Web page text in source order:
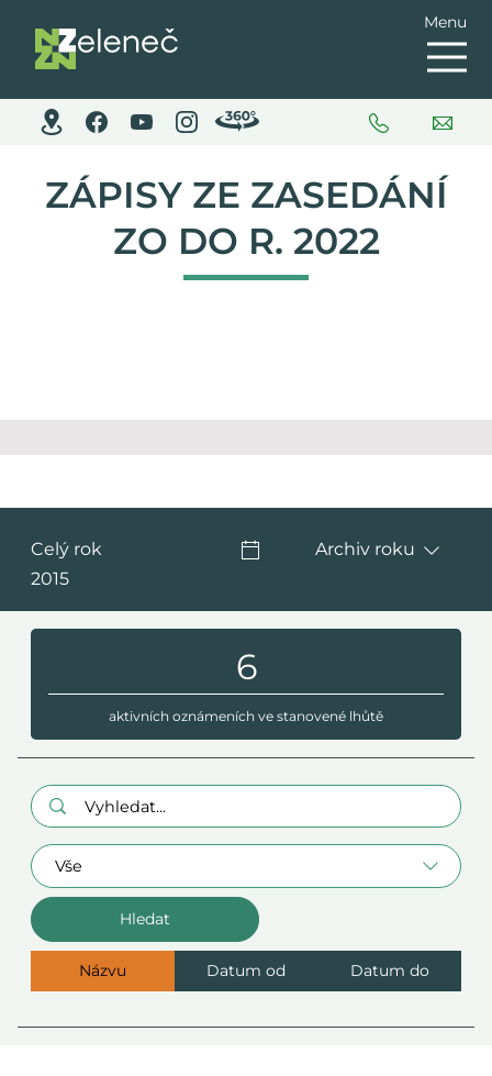
Menu
ZÁPISY ZE ZASEDÁNÍ
ZO DO R. 2022
Celý rok
2015
Archiv roku
6
aktivních oznámeních ve stanovené lhůtě
Hledaný výraz:
Oblast
Názvu Datum od Datum do